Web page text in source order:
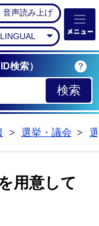
公式ホームペー
音声読み上げ
検索）
選挙・議会
用意して